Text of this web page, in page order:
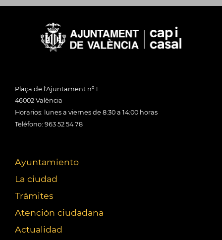
Plaça de l'Ajuntament nº 1
46002 València
Horarios: lunes a viernes de 8:30 a 14:00 horas
Teléfono: 963 52 54 78
Ayuntamiento
La ciudad
Trámites
Atención ciudadana
Actualidad